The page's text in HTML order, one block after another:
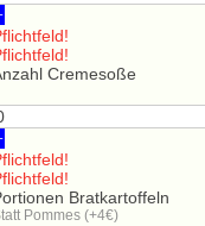
Cremesoße
Bratkartoffeln
Pommes (+4€)